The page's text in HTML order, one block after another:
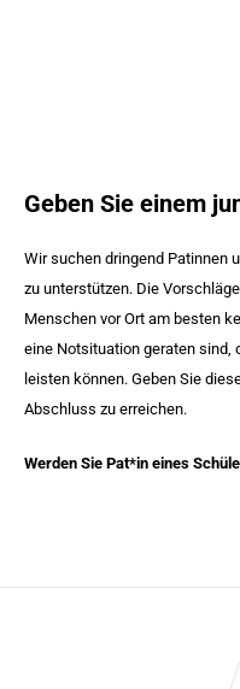
Geben Sie einem
Wir suchen dringend Patinnen
zu unterstützen. Die
Menschen vor Ort am besten
eine Notsituation geraten sind,
leisten können. Geben Sie
Abschluss zu erreichen.
Werden Sie Pat*in eines